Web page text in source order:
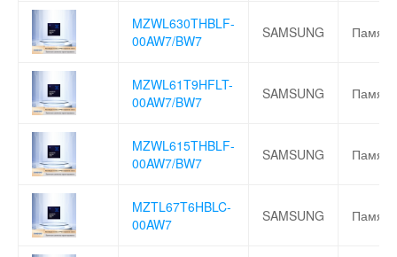
MZWL630THBLF-
00AW7/BW7
SAMSUNG Память
MZWL61T9HFLT-
00AW7/BW7
SAMSUNG Память
MZWL615THBLF-
00AW7/BW7
SAMSUNG Память
MZTL67T6HBLC-
00AW7
SAMSUNG Память